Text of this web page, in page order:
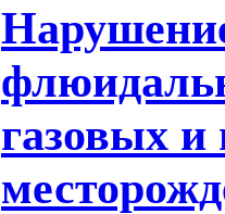
газовых и